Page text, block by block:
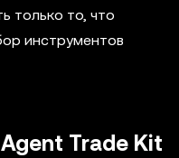
только то, что
инструментов
Trade Kit